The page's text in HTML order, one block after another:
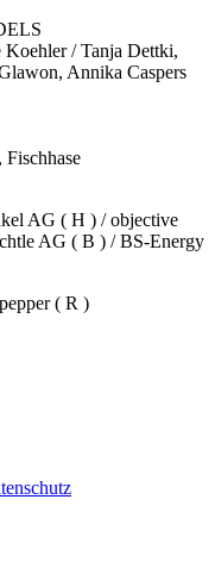
/ Tanja Dettki,
Annika Caspers
AG ( H ) / objective
AG ( B ) / BS-Energy
( R )